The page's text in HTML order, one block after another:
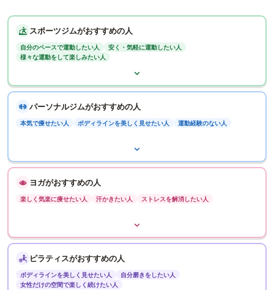
スポーツジムがおすすめの人
自分のペースで運動したい人
安く・気軽に運動したい人
様々な運動をして楽しみたい人
パーソナルジムがおすすめの人
本気で痩せたい人 ボディラインを美しく見せたい人 運動経験のない人
ヨガがおすすめの人
楽しく気楽に痩せたい人 汗かきたい人 ストレスを解消したい人
ピラティスがおすすめの人
ボディラインを美しく見せたい人
自分磨きをしたい人
女性だけの空間で楽しく続けたい人